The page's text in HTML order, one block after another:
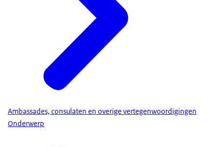
Ambassades, consulaten en overige vertegenwoordigingen
Onderwerp